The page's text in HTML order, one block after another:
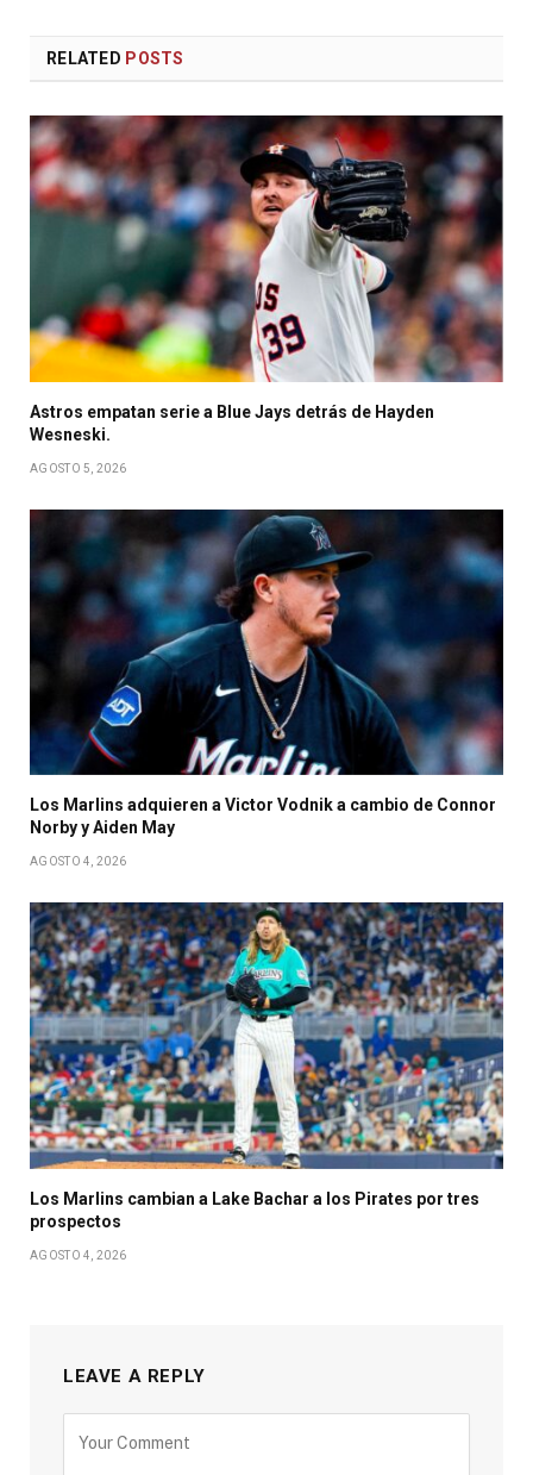
RELATED POSTS
Astros empatan serie a Blue Jays detrás de Hayden
Wesneski.
AGOSTO 5, 2026
Los Marlins adquieren a Victor Vodnik a cambio de Connor
Norby y Aiden May
AGOSTO 4, 2026
Los Marlins cambian a Lake Bachar a los Pirates por tres
prospectos
AGOSTO 4, 2026
LEAVE A REPLY